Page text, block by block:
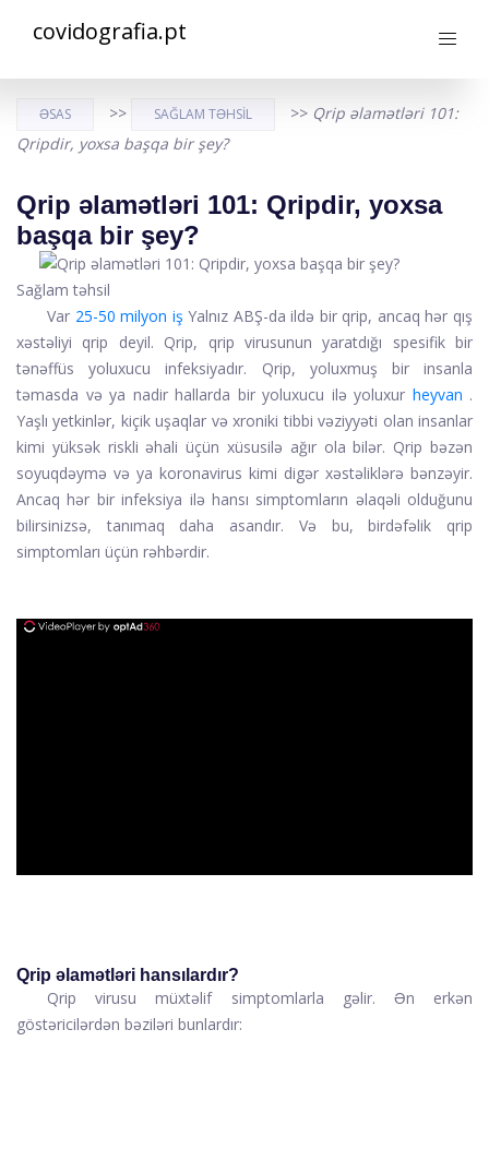
covidografia.pt
ƏSAS >> SAĞLAM TƏHSIL >> Qrip əlamətləri 101:
Qripdir, yoxsa başqa bir şey?
Qrip əlamətləri 101: Qripdir, yoxsa
başqa bir şey?
Sağlam təhsil
Var 25-50 milyon iş Yalnız ABŞ-da ildə bir qrip, ancaq hər qış
xəstəliyi qrip deyil. Qrip, qrip virusunun yaratdığı spesifik bir
tənəffüs yoluxucu infeksiyadır. Qrip, yoluxmuş bir insanla
təmasda və ya nadir hallarda bir yoluxucu ilə yoluxur heyvan .
Yaşlı yetkinlər, kiçik uşaqlar və xroniki tibbi vəziyyəti olan insanlar
kimi yüksək riskli əhali üçün xüsusilə ağır ola bilər. Qrip bəzən
soyuqdəymə və ya koronavirus kimi digər xəstəliklərə bənzəyir.
Ancaq hər bir infeksiya ilə hansı simptomların əlaqəli olduğunu
bilirsinizsə, tanımaq daha asandır. Və bu, birdəfəlik qrip
simptomları üçün rəhbərdir.
Qrip əlamətləri hansılardır?
Qrip virusu müxtəlif simptomlarla gəlir. Ən erkən
göstəricilərdən bəziləri bunlardır: